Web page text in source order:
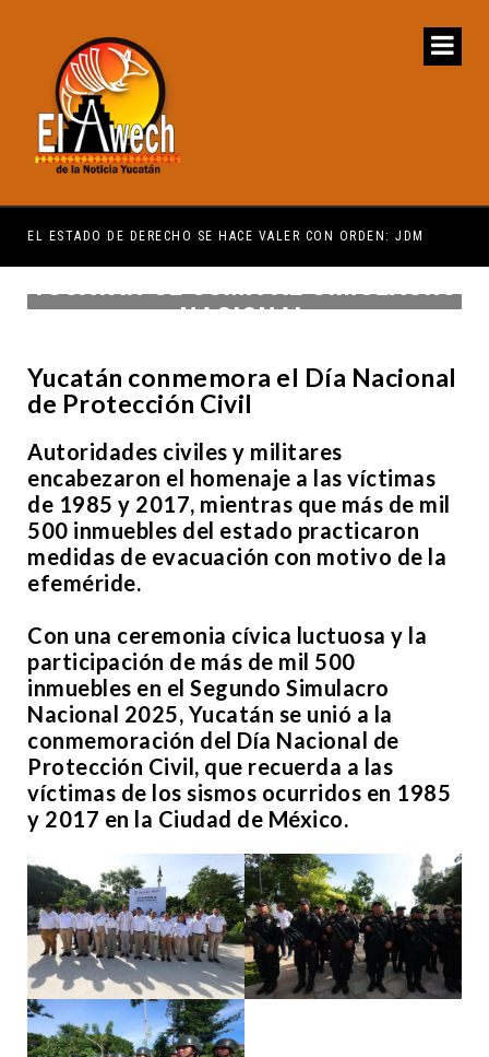
EL ESTADO DE DERECHO SE HACE VALER CON ORDEN: JDM
YUCATÁN SE SUMA AL SIMULACRO
NACIONAL
Yucatán conmemora el Día Nacional
de Protección Civil
Autoridades civiles y militares
encabezaron el homenaje a las víctimas
de 1985 y 2017, mientras que más de mil
500 inmuebles del estado practicaron
medidas de evacuación con motivo de la
efeméride.
Con una ceremonia cívica luctuosa y la
participación de más de mil 500
inmuebles en el Segundo Simulacro
Nacional 2025, Yucatán se unió a la
conmemoración del Día Nacional de
Protección Civil, que recuerda a las
víctimas de los sismos ocurridos en 1985
y 2017 en la Ciudad de México.